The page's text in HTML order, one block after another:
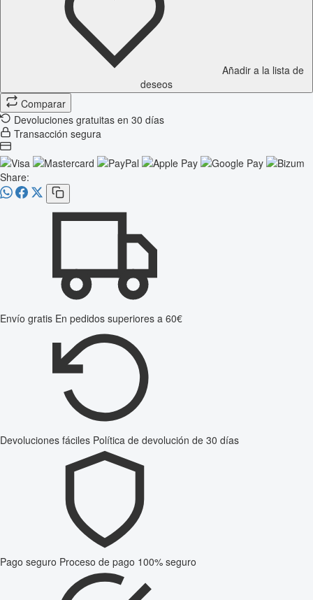
Añadir a la lista de
deseos
Comparar
Devoluciones gratuitas en 30 días
Transacción segura
Share:
Envío gratis En pedidos superiores a 60€
Devoluciones fáciles Política de devolución de 30 días
Pago seguro Proceso de pago 100% seguro